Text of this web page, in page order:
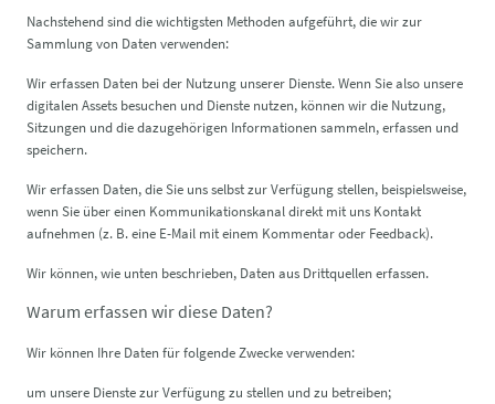
Nachstehend sind die wichtigsten Methoden aufgeführt, die wir zur
Sammlung von Daten verwenden:
Wir erfassen Daten bei der Nutzung unserer Dienste. Wenn Sie also unsere
digitalen Assets besuchen und Dienste nutzen, können wir die Nutzung,
Sitzungen und die dazugehörigen Informationen sammeln, erfassen und
speichern.
Wir erfassen Daten, die Sie uns selbst zur Verfügung stellen, beispielsweise,
wenn Sie über einen Kommunikationskanal direkt mit uns Kontakt
aufnehmen (z. B. eine E-Mail mit einem Kommentar oder Feedback).
Wir können, wie unten beschrieben, Daten aus Drittquellen erfassen.
Warum erfassen wir diese Daten?
Wir können Ihre Daten für folgende Zwecke verwenden:
um unsere Dienste zur Verfügung zu stellen und zu betreiben;